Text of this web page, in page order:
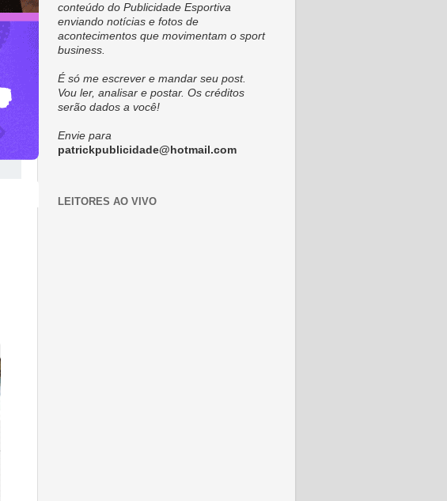
conteúdo do Publicidade Esportiva
enviando notícias e fotos de
acontecimentos que movimentam o sport
business.
É só me escrever e mandar seu post.
Vou ler, analisar e postar. Os créditos
serão dados a você!
Envie para
patrickpublicidade@hotmail.com
LEITORES AO VIVO